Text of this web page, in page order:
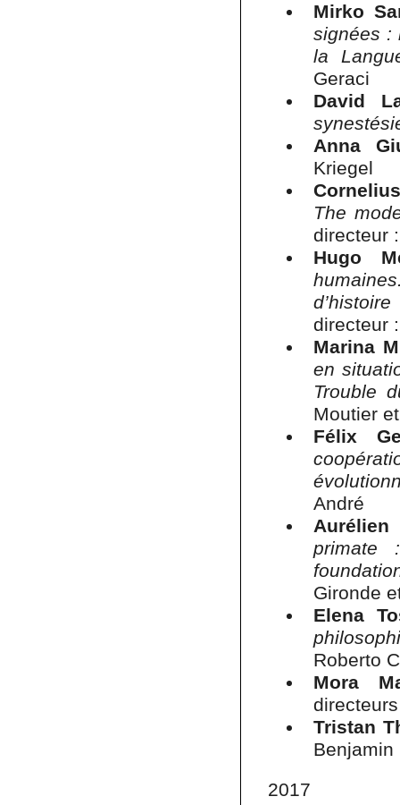
Mirko
signées :
la
Geraci
David
Anna
Kriegel
The
directeur
Hugo
directeur
Marina
en
Trouble
Moutier
Félix
André
Aurélien
primate
Gironde
Elena
Roberto
Mora
Tristan
Benjamin
2017